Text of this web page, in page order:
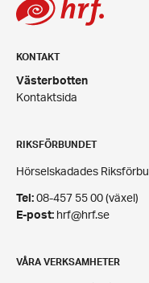
KONTAKT
Västerbotten
Kontaktsida
RIKSFÖRBUNDET
Hörselskadades
Tel: 08-457 55 00 (växel)
E-post: hrf@hrf.se
VÅRA VERKSAMHETER